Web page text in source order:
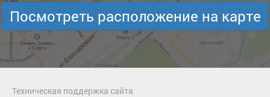
Посмотреть расположение на карте
Техническая поддержка сайта